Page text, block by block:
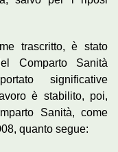
trascritto, è stato
Comparto Sanità
significative
è stabilito, poi,
Sanità, come
quanto segue: